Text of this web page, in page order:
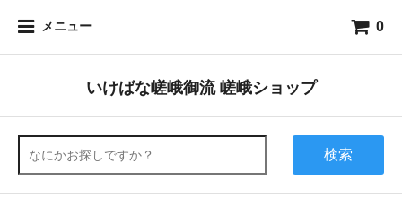
メニュー 0
いけばな嵯峨御流 嵯峨ショップ
検索